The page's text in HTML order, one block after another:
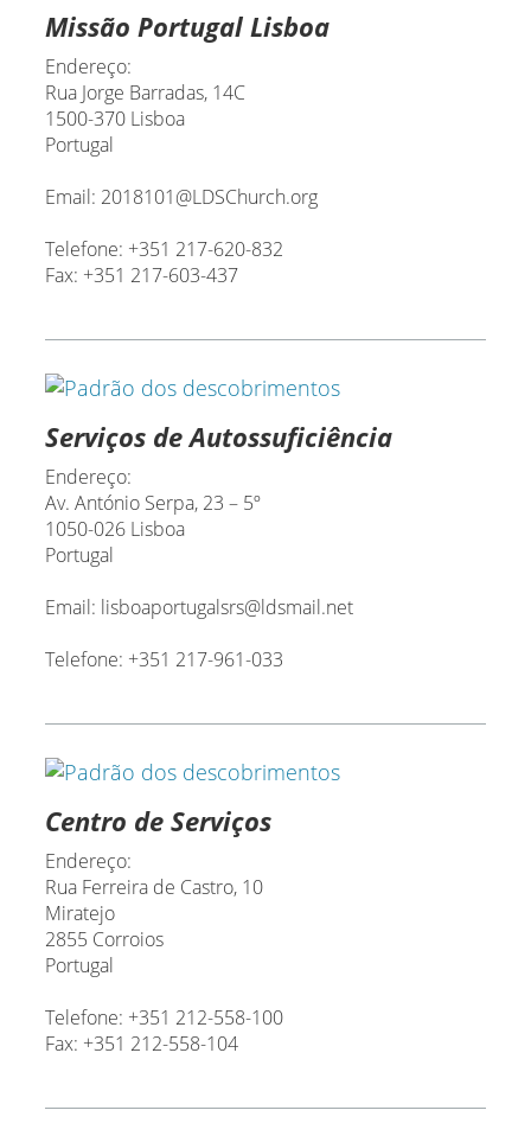
Missão Portugal Lisboa
Endereço:
Rua Jorge Barradas, 14C
1500-370 Lisboa
Portugal
Email: 2018101@LDSChurch.org
Telefone: +351 217-620-832
Fax: +351 217-603-437
Serviços de Autossuficiência
Endereço:
Av. António Serpa, 23 – 5º
1050-026 Lisboa
Portugal
Email: lisboaportugalsrs@ldsmail.net
Telefone: +351 217-961-033
Centro de Serviços
Endereço:
Rua Ferreira de Castro, 10
Miratejo
2855 Corroios
Portugal
Telefone: +351 212-558-100
Fax: +351 212-558-104